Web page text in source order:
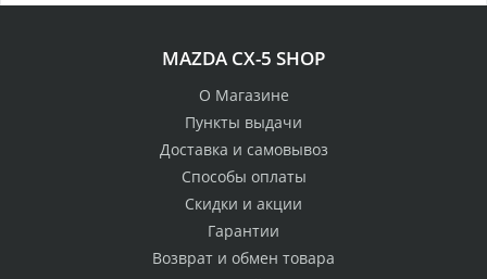
MAZDA CX-5 SHOP
О Магазине
Пункты выдачи
Доставка и самовывоз
Способы оплаты
Скидки и акции
Гарантии
Возврат и обмен товара